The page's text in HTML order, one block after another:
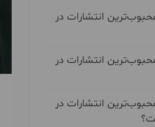
انتشارات در
انتشارات در
انتشارات در